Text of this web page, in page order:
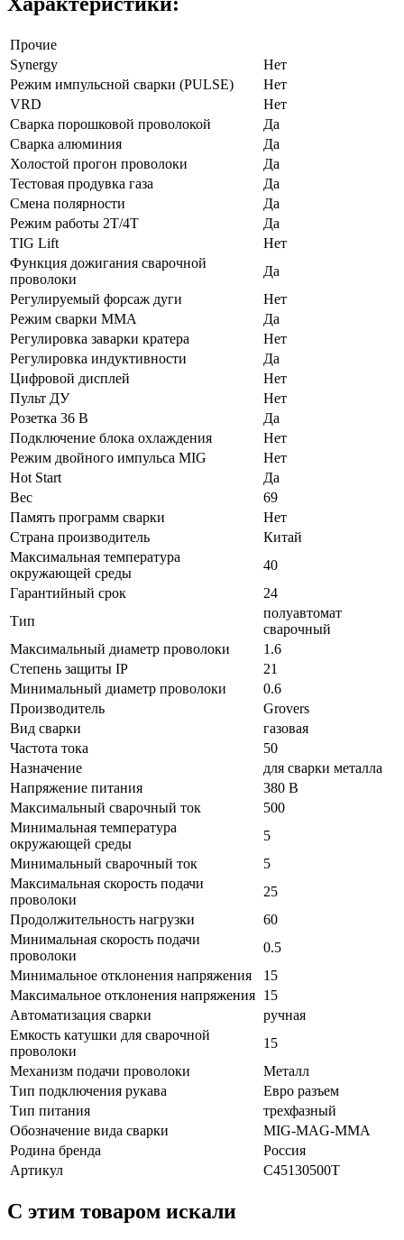
Прочие
Synergy
Нет
Режим импульсной сварки (PULSE)
Нет
VRD
Нет
Сварка порошковой проволокой
Да
Сварка алюминия
Да
Холостой прогон проволоки
Да
Тестовая продувка газа
Да
Смена полярности
Да
Режим работы 2Т/4Т
Да
TIG Lift
Нет
Функция дожигания сварочной
проволоки
Да
Регулируемый форсаж дуги
Нет
Режим сварки ММА
Да
Регулировка заварки кратера
Нет
Регулировка индуктивности
Да
Цифровой дисплей
Нет
Пульт ДУ
Нет
Розетка 36 В
Да
Подключение блока охлаждения
Нет
Режим двойного импульса MIG
Нет
Hot Start
Да
Вес
69
Память программ сварки
Нет
Страна производитель
Китай
Максимальная температура
окружающей среды
40
Гарантийный срок
24
Тип
полуавтомат
сварочный
Максимальный диаметр проволоки
1.6
Степень защиты IP
21
Минимальный диаметр проволоки
0.6
Производитель
Grovers
Вид сварки
газовая
Частота тока
50
Назначение
для сварки металла
Напряжение питания
380 В
Максимальный сварочный ток
500
Минимальная температура
окружающей среды
5
Минимальный сварочный ток
5
Максимальная скорость подачи
проволоки
25
Продолжительность нагрузки
60
Минимальная скорость подачи
проволоки
0.5
Минимальное отклонения напряжения
15
Максимальное отклонения напряжения 15
Автоматизация сварки
ручная
Емкость катушки для сварочной
проволоки
15
Механизм подачи проволоки
Металл
Тип подключения рукава
Евро разъем
Тип питания
трехфазный
Обозначение вида сварки
MIG-MAG-MMA
Родина бренда
Россия
Артикул
C45130500T
C этим товаром искали